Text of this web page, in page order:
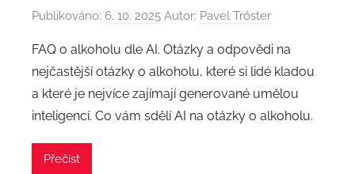
Publikováno: 6. 10. 2025 Autor: Pavel Trőster
FAQ o alkoholu dle AI. Otázky a odpovědi na
nejčastější otázky o alkoholu, které si lidé kladou
a které je nejvíce zajímají generované umělou
inteligencí. Co vám sdělí AI na otázky o alkoholu.
Přečíst